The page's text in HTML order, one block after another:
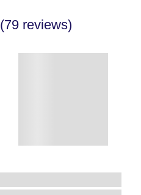
(79 reviews)